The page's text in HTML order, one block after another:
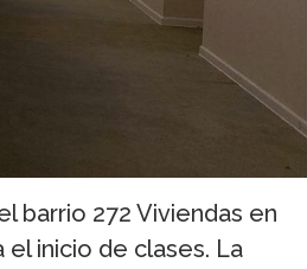
barrio 272 Viviendas en
inicio de clases. La